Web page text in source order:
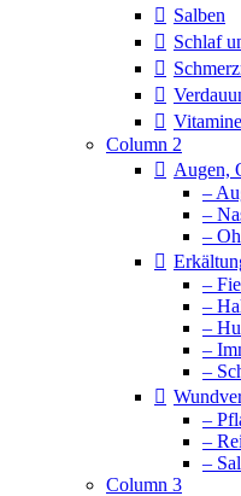
Salben
Schlaf
Column 2
Augen,
–
–
–
–
–
–
–
–
–
–
–
Column 3